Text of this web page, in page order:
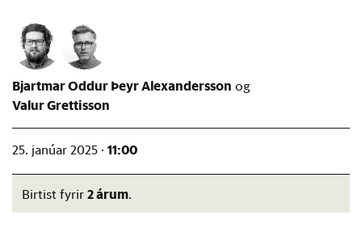
Bjartmar Oddur Þeyr Alexandersson
Valur Grettisson
25. janúar 2025 · 11:00
Birtist fyrir 2 árum.